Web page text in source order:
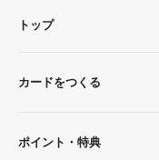
トップ
カードをつくる
ポイント・特典